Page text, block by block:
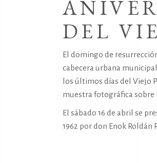
DEL
El domingo de
cabecera urbana
los últimos días del Viejo
muestra fotográfica sobre
El sábado 16 de abril se
1962 por don Enok Roldán